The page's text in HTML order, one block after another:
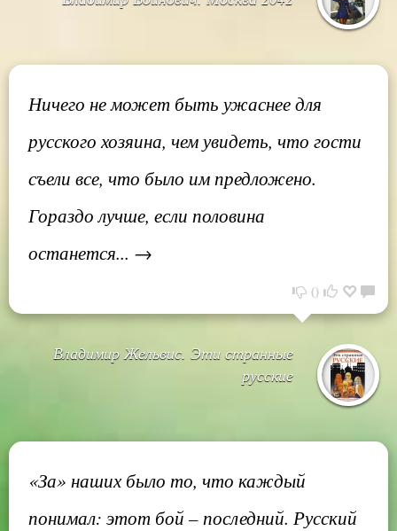
Ничего не может быть ужаснее для
русского хозяина, чем увидеть, что гости
съели все, что было им предложено.
Гораздо лучше, если половина
останется... →
0
Владимир Жельвис. Эти странные
русские
«За» наших было то, что каждый
понимал: этот бой – последний. Русский